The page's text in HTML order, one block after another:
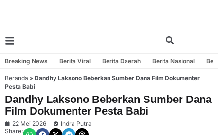
Breaking News Berita Viral Berita Daerah Berita Nasional
Beranda » Dandhy Laksono Beberkan Sumber Dana Film Dokumenter
Pesta Babi
Dandhy Laksono Beberkan Sumber Dana
Film Dokumenter Pesta Babi
22 Mei 2026
Indra Putra
Share: